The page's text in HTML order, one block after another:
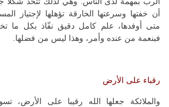
أن خفتها وسرعتها الخارقة تؤهلها لإجتياز
متى أوفدها، علم كامل دقيق نفّاذ بكل ما
فبنعمة من عنده وأمر، وهذا ليس من فضلها.
رقباء على الأرض
والملائكة جعلها الله رقيبا على الأرض،